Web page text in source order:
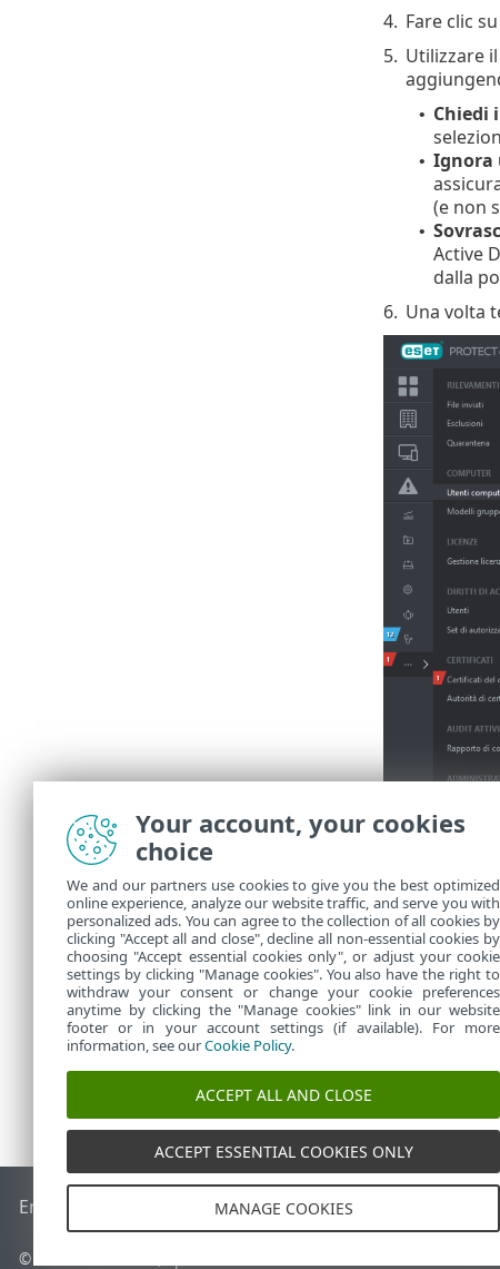
4. Fare clic su
5. Utilizzare
• Chiedi
• Ignora
(e non
•
Active
dalla
6. Una volta
End of Life ESET Knowledge BaseForum ESET ESET
© 1992 - 2026 ESET, spol. s r.o. - Tutti i diritti riservati.
Your account, your cookies
choice
We and our partners use cookies to give you the best optimized
online experience, analyze our website traffic, and serve you with
personalized ads. You can agree to the collection of all cookies by
clicking "Accept all and close", decline all non-essential cookies by
choosing "Accept essential cookies only", or adjust your cookie
settings by clicking "Manage cookies". You also have the right to
withdraw your consent or change your cookie preferences
anytime by clicking the "Manage cookies" link in our website
footer or in your account settings (if available). For more
information, see ourCookie Policy.
ACCEPT ALL AND CLOSE
ACCEPT ESSENTIAL COOKIES ONLY
MANAGE COOKIES